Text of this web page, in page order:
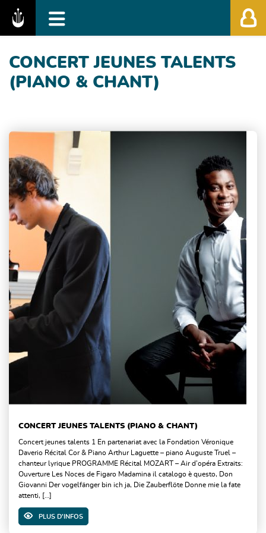
Fédération des Festivals de Musique
CONCERT JEUNES TALENTS
(PIANO & CHANT)
CONCERT JEUNES TALENTS (PIANO & CHANT)
Concert jeunes talents 1 En partenariat avec la Fondation Véronique
Daverio Récital Cor & Piano Arthur Laguette – piano Auguste Truel –
chanteur lyrique PROGRAMME Récital MOZART – Air d’opéra Extraits:
Ouverture Les Noces de Figaro Madamina il catalogo è questo, Don
Giovanni Der vogelfänger bin ich ja, Die Zauberflöte Donne mie la fate
attenti, […]
PLUS D'INFOS